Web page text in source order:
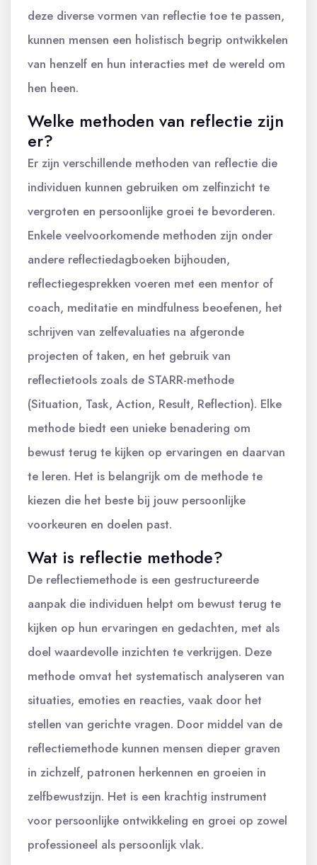
deze diverse vormen van reflectie toe te passen,
kunnen mensen een holistisch begrip ontwikkelen
van henzelf en hun interacties met de wereld om
hen heen.
Welke methoden van reflectie zijn
er?
Er zijn verschillende methoden van reflectie die
individuen kunnen gebruiken om zelfinzicht te
vergroten en persoonlijke groei te bevorderen.
Enkele veelvoorkomende methoden zijn onder
andere reflectiedagboeken bijhouden,
reflectiegesprekken voeren met een mentor of
coach, meditatie en mindfulness beoefenen, het
schrijven van zelfevaluaties na afgeronde
projecten of taken, en het gebruik van
reflectietools zoals de STARR-methode
(Situation, Task, Action, Result, Reflection). Elke
methode biedt een unieke benadering om
bewust terug te kijken op ervaringen en daarvan
te leren. Het is belangrijk om de methode te
kiezen die het beste bij jouw persoonlijke
voorkeuren en doelen past.
Wat is reflectie methode?
De reflectiemethode is een gestructureerde
aanpak die individuen helpt om bewust terug te
kijken op hun ervaringen en gedachten, met als
doel waardevolle inzichten te verkrijgen. Deze
methode omvat het systematisch analyseren van
situaties, emoties en reacties, vaak door het
stellen van gerichte vragen. Door middel van de
reflectiemethode kunnen mensen dieper graven
in zichzelf, patronen herkennen en groeien in
zelfbewustzijn. Het is een krachtig instrument
voor persoonlijke ontwikkeling en groei op zowel
professioneel als persoonlijk vlak.